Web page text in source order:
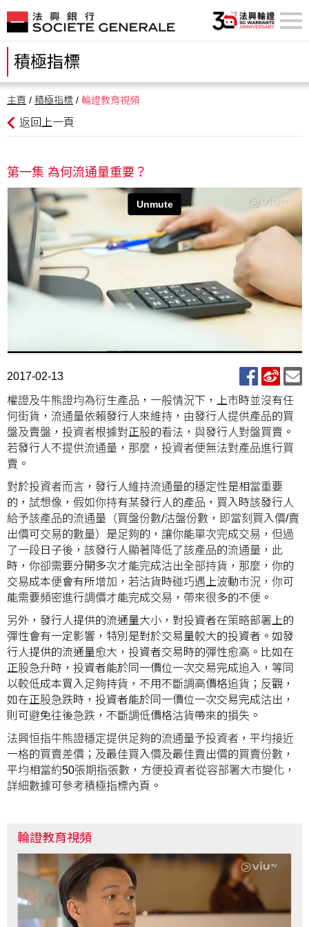
積極指標
主頁 / 積極指標 / 輪證教育視頻
返回上一頁
第一集 為何流通量重要？
2017-02-13
權證及牛熊證均為衍生產品，一般情況下，上市時並沒有任
何街貨，流通量依賴發行人來維持，由發行人提供產品的買
盤及賣盤，投資者根據對正股的看法，與發行人對盤買賣。
若發行人不提供流通量，那麼，投資者便無法對產品進行買
賣。
對於投資者而言，發行人維持流通量的穩定性是相當重要
的，試想像，假如你持有某發行人的產品，買入時該發行人
給予該產品的流通量（買盤份數/沽盤份數，即當刻買入價/賣
出價可交易的數量）是足夠的，讓你能單次完成交易，但過
了一段日子後，該發行人顯著降低了該產品的流通量，此
時，你卻需要分開多次才能完成沽出全部持貨，那麼，你的
交易成本便會有所增加，若沽貨時碰巧遇上波動市況，你可
能需要頻密進行調價才能完成交易，帶來很多的不便。
另外，發行人提供的流通量大小，對投資者在策略部署上的
彈性會有一定影響，特別是對於交易量較大的投資者。如發
行人提供的流通量愈大，投資者交易時的彈性愈高。比如在
正股急升時，投資者能於同一價位一次交易完成追入，等同
以較低成本買入足夠持貨，不用不斷調高價格追貨；反觀，
如在正股急跌時，投資者能於同一價位一次交易完成沽出，
則可避免往後急跌，不斷調低價格沽貨帶來的損失。
法興恒指牛熊證穩定提供足夠的流通量予投資者，平均接近
一格的買賣差價；及最佳買入價及最佳賣出價的買賣份數，
平均相當約50張期指張數，方便投資者從容部署大市變化，
詳細數據可參考積極指標內頁。
輪證教育視頻